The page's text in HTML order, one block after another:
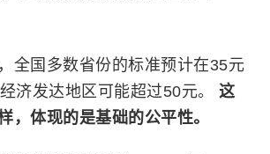
全国多数省份的标准预计在35元
济发达地区可能超过50元。 这
，体现的是基础的公平性。